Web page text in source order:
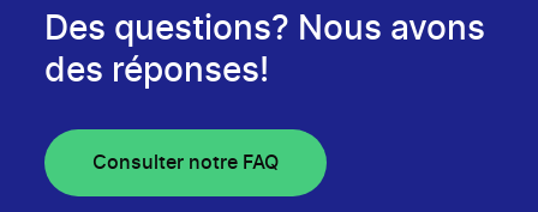
Des questions? Nous avons
des réponses!
Consulter notre FAQ